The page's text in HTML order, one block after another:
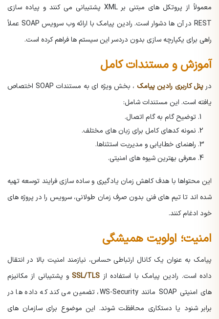
معمولاً از پروتکل های مبتنی بر XML پشتیبانی می کنند و پیاده سازی
REST در آن ها دشوار است. رادین پیامک با ارائه وب سرویس SOAP عملاً
راهی برای یکپارچه سازی بدون دردسر این سیستم ها فراهم کرده است.
آموزش و مستندات کامل
در پنل کاربری رادین پیامک
، بخش ویژه ای به مستندات SOAP اختصاص
یافته است. این مستندات شامل:
توضیح گام به گام اتصال.
نمونه کدهای کامل برای زبان های مختلف.
راهنمای خطایابی و مدیریت استثناها.
معرفی بهترین شیوه های امنیتی.
این محتواها با هدف کاهش زمان یادگیری و ساده سازی فرایند توسعه تهیه
شده اند تا تیم های فنی بدون صرف زمان طولانی، سرویس را در پروژه های
خود ادغام کنند.
امنیت؛ اولویت همیشگی
پیامک به عنوان یک کانال ارتباطی حساس، نیازمند امنیت بالا در انتقال
داده است. رادین پیامک با استفاده از SSL/TLSو پشتیبانی از مکانیزم
های امنیتی SOAP مانند WS-Security، تضمین می کند که داده ها در
برابر شنود یا دستکاری محافظت شوند. این موضوع برای سازمان های